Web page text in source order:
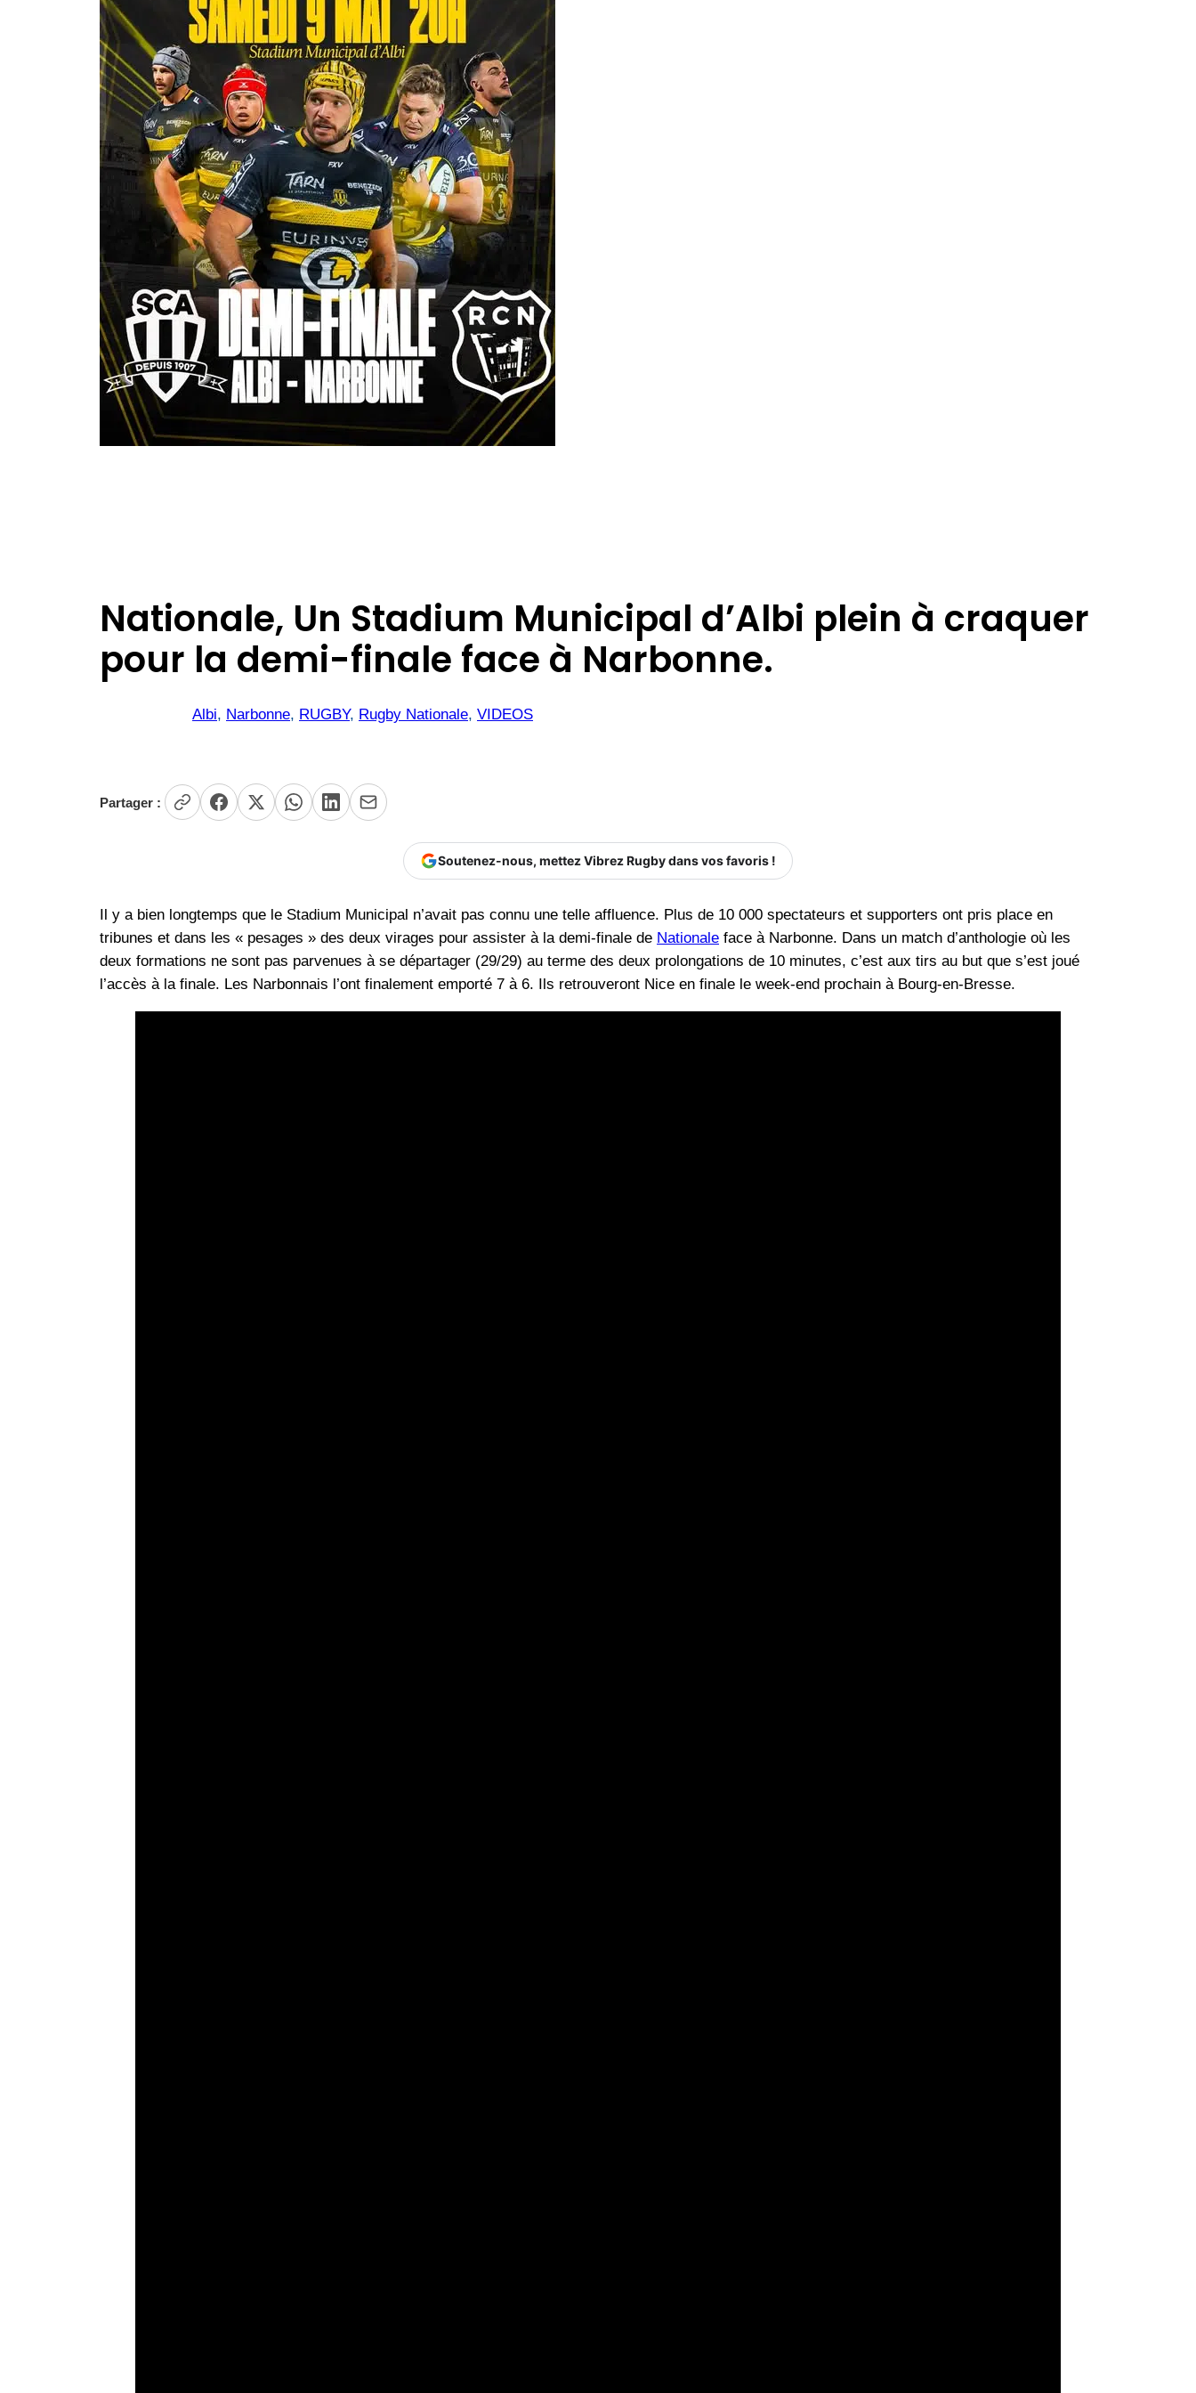
Nationale, Un Stadium Municipal d’Albi plein à craquer
pour la demi-finale face à Narbonne.
Albi, Narbonne, RUGBY, Rugby Nationale, VIDEOS
Partager :
Soutenez-nous, mettez Vibrez Rugby dans vos favoris !
Il y a bien longtemps que le Stadium Municipal n’avait pas connu une telle affluence. Plus de 10 000 spectateurs et supporters ont pris place en
tribunes et dans les « pesages » des deux virages pour assister à la demi-finale de Nationale face à Narbonne. Dans un match d’anthologie où les
deux formations ne sont pas parvenues à se départager (29/29) au terme des deux prolongations de 10 minutes, c’est aux tirs au but que s’est joué
l’accès à la finale. Les Narbonnais l’ont finalement emporté 7 à 6. Ils retrouveront Nice en finale le week-end prochain à Bourg-en-Bresse.